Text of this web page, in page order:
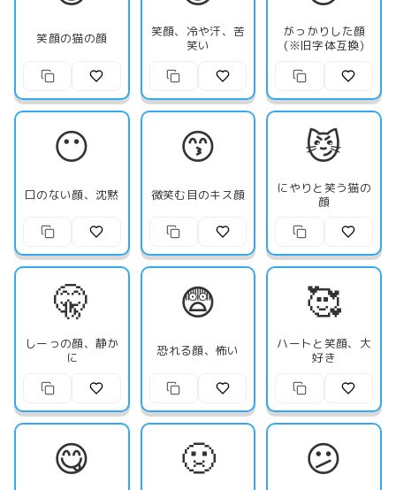
笑顔の猫の顔
笑顔、冷や汗、苦
笑い
がっかりした顔
(※旧字体互換)
😶
口のない顔、沈黙
😙
微笑む目のキス顔
😼
にやりと笑う猫の
顔
🤫
しーっの顔、静か
に
😨
恐れる顔、怖い
🥰
ハートと笑顔、大
好き
😋 🤢 😕